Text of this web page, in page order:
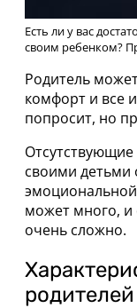
Есть ли у вас
своим ребенком?
Родитель
комфорт и все
попросит, но
своими детьми
может много, и
очень сложно.
родителей